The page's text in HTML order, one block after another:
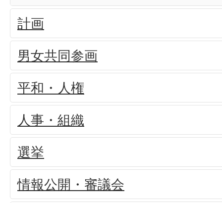
計画
男女共同参画
平和・人権
人事・組織
選挙
情報公開・審議会